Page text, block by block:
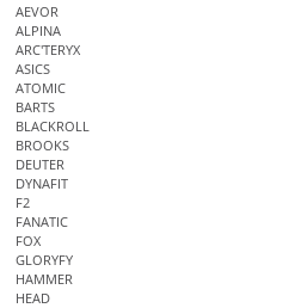
AEVOR
ALPINA
ARC'TERYX
ASICS
ATOMIC
BARTS
BLACKROLL
BROOKS
DEUTER
DYNAFIT
F2
FANATIC
FOX
GLORYFY
HAMMER
HEAD